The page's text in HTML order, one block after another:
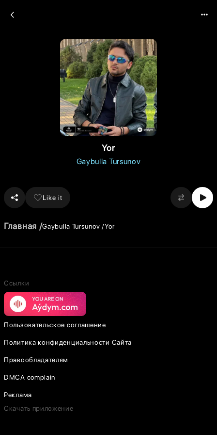
Yor
Gaybulla Tursunov
Like it
Главная Gaybulla Tursunov Yor
Ссылки
Пользовательское соглашение
Политика конфиденциальности Сайта
Правообладателям
DMCA complain
Реклама
Скачать приложение